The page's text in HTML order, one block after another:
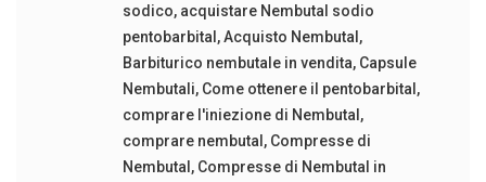
sodico, acquistare Nembutal sodio
pentobarbital,Acquisto Nembutal,
Barbiturico nembutale in vendita, Capsule
Nembutali, Come ottenere il pentobarbital,
comprare l'iniezione di Nembutal,
comprare nembutal, Compresse di
Nembutal, Compresse di Nembutal in